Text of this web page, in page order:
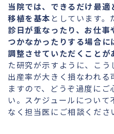
当院では、できるだけ最
移植を基本 としています。
診日が重なったり、お仕
つかなかったりする場合
調整させていただくことが
た研究が示すように、こう
出産率が大きく損なわれ
ますので、どうぞ過度に
い。スケジュールについ
なく担当医にご相談くださ